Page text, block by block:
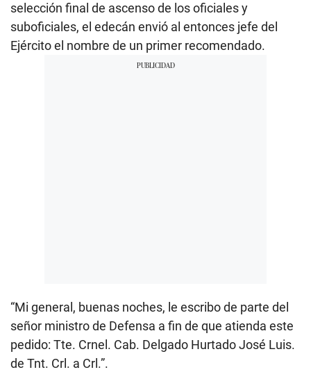
selección final de ascenso de los oficiales y
suboficiales, el edecán envió al entonces jefe del
Ejército el nombre de un primer recomendado.
“Mi general, buenas noches, le escribo de parte del
señor ministro de Defensa a fin de que atienda este
pedido: Tte. Crnel. Cab. Delgado Hurtado José Luis.
de Tnt. Crl. a Crl.”.